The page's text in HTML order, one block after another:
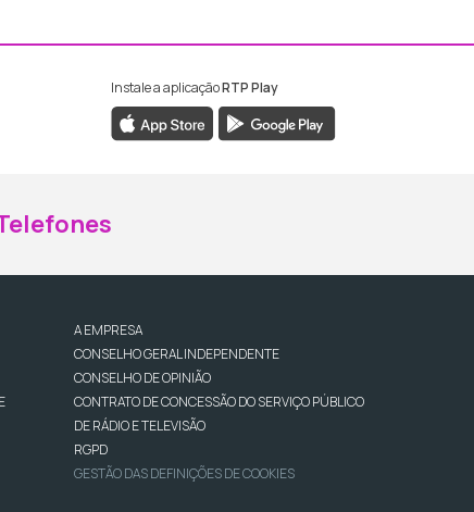
da RTP Madeira
da RTP Madeira
Instale a aplicaçãoRTP Play
A EMPRESA
CONSELHO GERAL INDEPENDENTE
CONSELHO DE OPINIÃO
CONTRATO DE CONCESSÃO DO SERVIÇO PÚBLICO
DE RÁDIO E TELEVISÃO
RGPD
GESTÃO DAS DEFINIÇÕES DE COOKIES